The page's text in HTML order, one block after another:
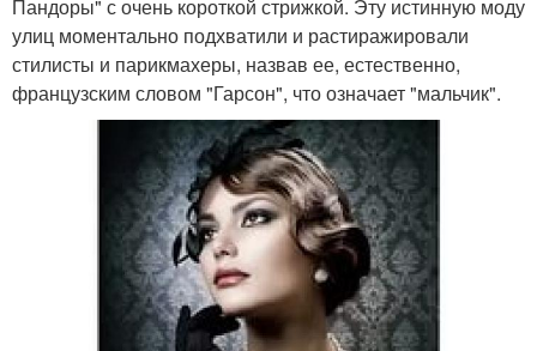
Пандоры" с очень короткой стрижкой. Эту истинную моду
улиц моментально подхватили и растиражировали
стилисты и парикмахеры, назвав ее, естественно,
французским словом "Гарсон", что означает "мальчик".